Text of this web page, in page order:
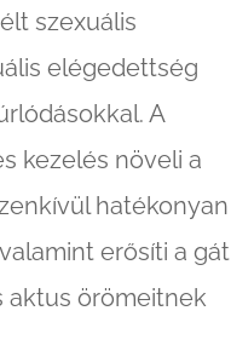
szexuális
elégedettség
A
kezelés növeli a
hatékonyan
erősíti a gát
aktus örömeitnek